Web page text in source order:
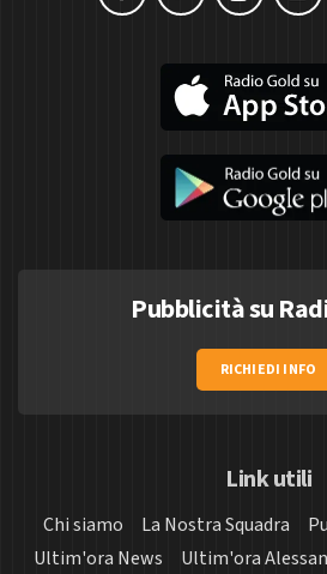
Pubblicità su
RICHIEDI INFO
Link utili
Chi siamo La Nostra Squadra
Ultim'ora News
Ultim'ora